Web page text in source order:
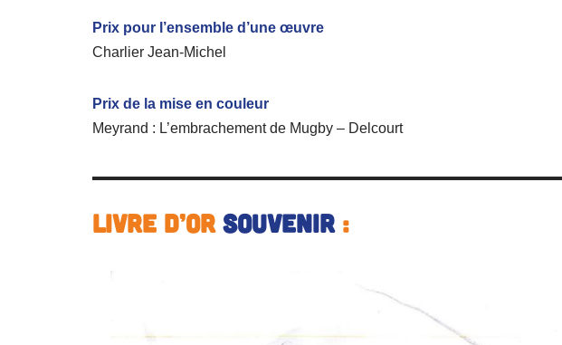
Prix pour l’ensemble d’une œuvre
Charlier Jean-Michel
Prix de la mise en couleur
Meyrand : L’embrachement de Mugby – Delcourt
Livre d’or souvenir :